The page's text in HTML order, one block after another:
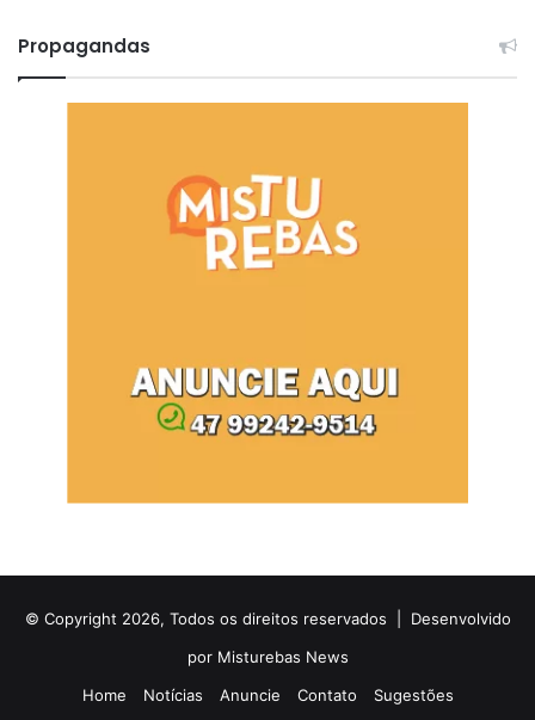
Propagandas
© Copyright 2026, Todos os direitos reservados | Desenvolvido
por Misturebas News
Home
Notícias Anuncie Contato Sugestões